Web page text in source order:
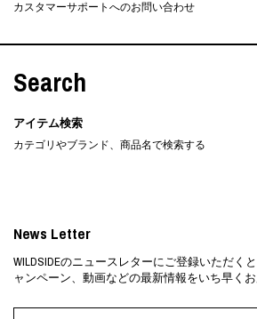
カスタマーサポートへのお問い合わせ
Search
アイテム検索
カテゴリやブランド、商品名で検索する
News Letter
WILDSIDEのニュースレターにご登録いただく
ャンペーン、動画などの最新情報をいち早くお